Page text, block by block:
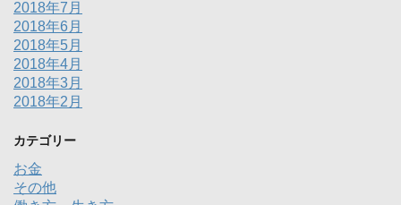
2018年7月
2018年6月
2018年5月
2018年4月
2018年3月
2018年2月
カテゴリー
お金
その他